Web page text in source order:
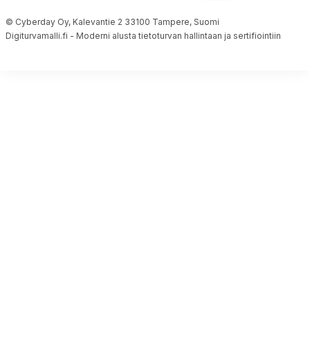
© Cyberday Oy, Kalevantie 2 33100 Tampere, Suomi
Digiturvamalli.fi - Moderni alusta tietoturvan hallintaan ja sertifiointiin